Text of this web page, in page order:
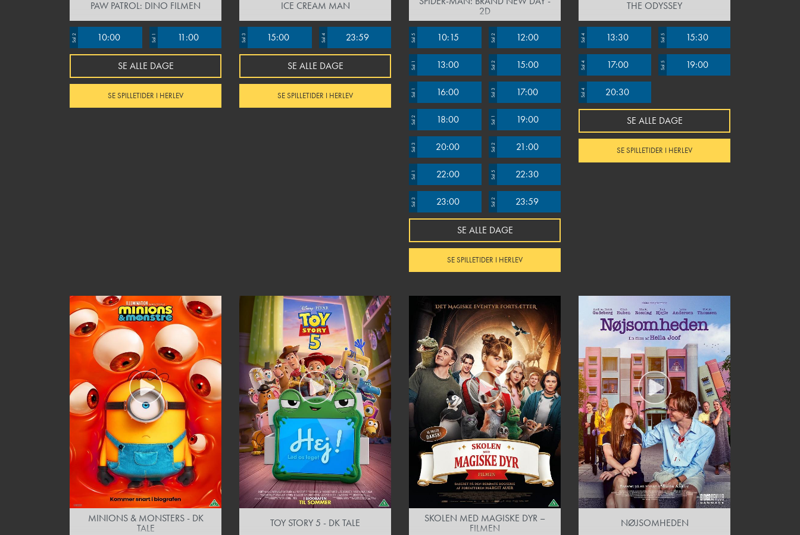
PAW PATROL: DINO FILMEN
Sal 2 10:00 Sal 1 11:00
SE ALLE DAGE
SE SPILLETIDER I HERLEV
ICE CREAM MAN
Sal 3 15:00 Sal 4 23:59
SE ALLE DAGE
SE SPILLETIDER I HERLEV
2D
Sal 5 10:15 Sal 2 12:00
Sal 1 13:00 Sal 2 15:00
Sal 1 16:00 Sal 3 17:00
Sal 2 18:00 Sal 1 19:00
Sal 3 20:00 Sal 2 21:00
Sal 1 22:00 Sal 5 22:30
Sal 3 23:00 Sal 2 23:59
SE ALLE DAGE
SE SPILLETIDER I HERLEV
THE ODYSSEY
Sal 4 13:30 Sal 5 15:30
Sal 4 17:00 Sal 5 19:00
Sal 4 20:30
SE ALLE DAGE
SE SPILLETIDER I HERLEV
MINIONS & MONSTERS - DK
TALE
TOY STORY 5 - DK TALE
SKOLEN MED MAGISKE DYR –
FILMEN
NØJSOMHEDEN